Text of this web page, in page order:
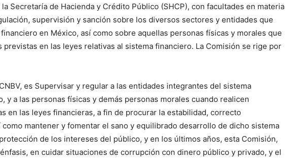
Secretaría de Hacienda y Crédito Público (SHCP), con facultades en materia
supervisión y sanción sobre los diversos sectores y entidades que
en México, así como sobre aquellas personas físicas y morales que
previstas en las leyes relativas al sistema financiero. La Comisión se rige por
es Supervisar y regular a las entidades integrantes del sistema
y a las personas físicas y demás personas morales cuando realicen
en las leyes financieras, a fin de procurar la estabilidad, correcto
mantener y fomentar el sano y equilibrado desarrollo de dicho sistema
de los intereses del público, y en los últimos años, esta Comisión,
en cuidar situaciones de corrupción con dinero público y privado, y el